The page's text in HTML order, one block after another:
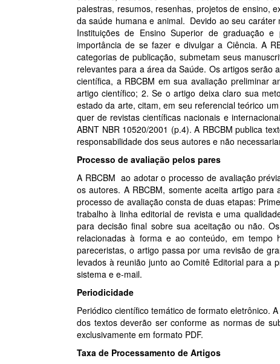
palestras, resumos, resenhas, projetos de ensino,
da saúde humana e animal. Devido ao seu caráter
Instituições de Ensino Superior de graduação
importância de se fazer e divulgar a Ciência. A
categorias de publicação, submetam seus
relevantes para a área da Saúde. Os artigos serão
científica, a RBCBM em sua avaliação preliminar
artigo científico; 2. Se o artigo deixa claro sua
estado da arte, citam, em seu referencial teórico
quer de revistas científicas nacionais e
ABNT NBR 10520/2001 (p.4). A RBCBM publica
responsabilidade dos seus autores e não
Processo de avaliação pelos pares
A RBCBM ao adotar o processo de avaliação
os autores. A RBCBM, somente aceita artigo
processo de avaliação consta de duas etapas:
trabalho à linha editorial de revista e uma
para decisão final sobre sua aceitação ou não.
relacionadas à forma e ao conteúdo, em tempo
pareceristas, o artigo passa por uma revisão de
levados à reunião junto ao Comitê Editorial para a
sistema e e-mail.
Periodicidade
Periódico científico temático de formato eletrônico.
dos textos deverão ser conforme as normas de
exclusivamente em formato PDF.
Taxa de Processamento de Artigos